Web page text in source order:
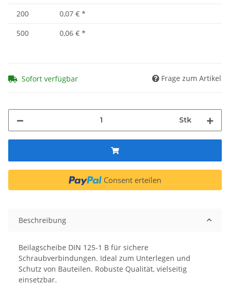
200
0,07 € *
500
0,06 € *
Sofort verfügbar Frage zum Artikel
Stk
Consent erteilen
Beschreibung
Beilagscheibe DIN 125-1 B für sichere
Schraubverbindungen. Ideal zum Unterlegen und
Schutz von Bauteilen. Robuste Qualität, vielseitig
einsetzbar.